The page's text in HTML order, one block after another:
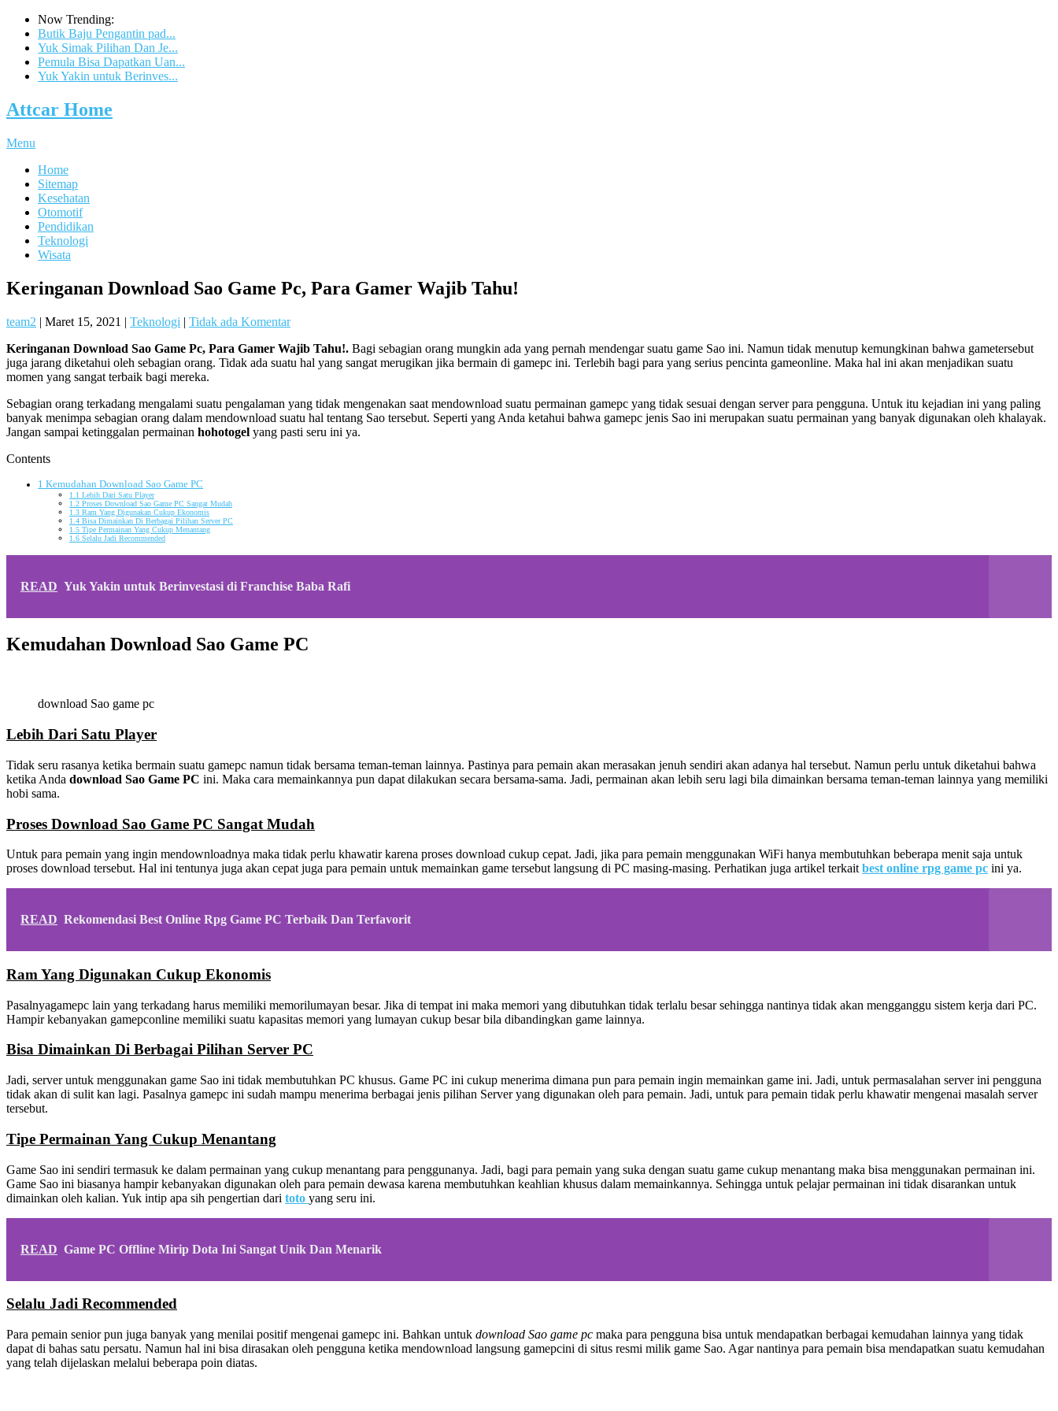
Now Trending:
Butik Baju Pengantin pad...
Yuk Simak Pilihan Dan Je...
Pemula Bisa Dapatkan Uan...
Yuk Yakin untuk Berinves...
Attcar Home
Menu
Home
Sitemap
Kesehatan
Otomotif
Pendidikan
Teknologi
Wisata
Keringanan Download Sao Game Pc, Para Gamer Wajib Tahu!
team2 | Maret 15, 2021 | Teknologi | Tidak ada Komentar
Keringanan Download Sao Game Pc, Para Gamer Wajib Tahu!. Bagi sebagian orang mungkin ada yang pernah mendengar suatu game Sao ini. Namun tidak menutup kemungkinan bahwa gametersebut
juga jarang diketahui oleh sebagian orang. Tidak ada suatu hal yang sangat merugikan jika bermain di gamepc ini. Terlebih bagi para yang serius pencinta gameonline. Maka hal ini akan menjadikan suatu
momen yang sangat terbaik bagi mereka.
Sebagian orang terkadang mengalami suatu pengalaman yang tidak mengenakan saat mendownload suatu permainan gamepc yang tidak sesuai dengan server para pengguna. Untuk itu kejadian ini yang paling
banyak menimpa sebagian orang dalam mendownload suatu hal tentang Sao tersebut. Seperti yang Anda ketahui bahwa gamepc jenis Sao ini merupakan suatu permainan yang banyak digunakan oleh khalayak.
Jangan sampai ketinggalan permainan hohotogel yang pasti seru ini ya.
Contents
1 Kemudahan Download Sao Game PC
1.1 Lebih Dari Satu Player
1.2 Proses Download Sao Game PC Sangat Mudah
1.3 Ram Yang Digunakan Cukup Ekonomis
1.4 Bisa Dimainkan Di Berbagai Pilihan Server PC
1.5 Tipe Permainan Yang Cukup Menantang
1.6 Selalu Jadi Recommended
READ Yuk Yakin untuk Berinvestasi di Franchise Baba Rafi
Kemudahan Download Sao Game PC
download Sao game pc
Lebih Dari Satu Player
Tidak seru rasanya ketika bermain suatu gamepc namun tidak bersama teman-teman lainnya. Pastinya para pemain akan merasakan jenuh sendiri akan adanya hal tersebut. Namun perlu untuk diketahui bahwa
ketika Anda download Sao Game PC ini. Maka cara memainkannya pun dapat dilakukan secara bersama-sama. Jadi, permainan akan lebih seru lagi bila dimainkan bersama teman-teman lainnya yang memiliki
hobi sama.
Proses Download Sao Game PC Sangat Mudah
Untuk para pemain yang ingin mendownloadnya maka tidak perlu khawatir karena proses download cukup cepat. Jadi, jika para pemain menggunakan WiFi hanya membutuhkan beberapa menit saja untuk
proses download tersebut. Hal ini tentunya juga akan cepat juga para pemain untuk memainkan game tersebut langsung di PC masing-masing. Perhatikan juga artikel terkait best online rpg game pc ini ya.
READ Rekomendasi Best Online Rpg Game PC Terbaik Dan Terfavorit
Ram Yang Digunakan Cukup Ekonomis
Pasalnyagamepc lain yang terkadang harus memiliki memorilumayan besar. Jika di tempat ini maka memori yang dibutuhkan tidak terlalu besar sehingga nantinya tidak akan mengganggu sistem kerja dari PC.
Hampir kebanyakan gamepconline memiliki suatu kapasitas memori yang lumayan cukup besar bila dibandingkan game lainnya.
Bisa Dimainkan Di Berbagai Pilihan Server PC
Jadi, server untuk menggunakan game Sao ini tidak membutuhkan PC khusus. Game PC ini cukup menerima dimana pun para pemain ingin memainkan game ini. Jadi, untuk permasalahan server ini pengguna
tidak akan di sulit kan lagi. Pasalnya gamepc ini sudah mampu menerima berbagai jenis pilihan Server yang digunakan oleh para pemain. Jadi, untuk para pemain tidak perlu khawatir mengenai masalah server
tersebut.
Tipe Permainan Yang Cukup Menantang
Game Sao ini sendiri termasuk ke dalam permainan yang cukup menantang para penggunanya. Jadi, bagi para pemain yang suka dengan suatu game cukup menantang maka bisa menggunakan permainan ini.
Game Sao ini biasanya hampir kebanyakan digunakan oleh para pemain dewasa karena membutuhkan keahlian khusus dalam memainkannya. Sehingga untuk pelajar permainan ini tidak disarankan untuk
dimainkan oleh kalian. Yuk intip apa sih pengertian dari toto yang seru ini.
READ Game PC Offline Mirip Dota Ini Sangat Unik Dan Menarik
Selalu Jadi Recommended
Para pemain senior pun juga banyak yang menilai positif mengenai gamepc ini. Bahkan untuk download Sao game pc maka para pengguna bisa untuk mendapatkan berbagai kemudahan lainnya yang tidak
dapat di bahas satu persatu. Namun hal ini bisa dirasakan oleh pengguna ketika mendownload langsung gamepcini di situs resmi milik game Sao. Agar nantinya para pemain bisa mendapatkan suatu kemudahan
yang telah dijelaskan melalui beberapa poin diatas.